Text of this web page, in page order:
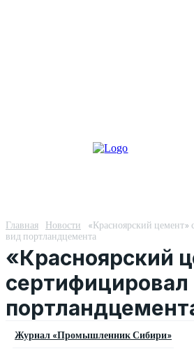
Главная Новости
«Красноярский
вид портландцемента
«Красноярский
Журнал «Промышленник Сибири»